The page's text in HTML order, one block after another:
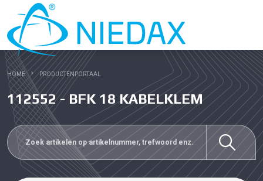
HOME PRODUCTENPORTAAL
112552 - BFK 18 KABELKLEM